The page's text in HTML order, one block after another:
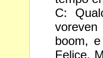
C:
boom,
Felice,